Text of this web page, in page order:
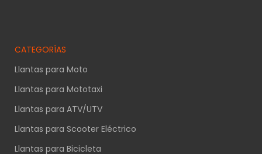
CATEGORÍAS
Llantas para Moto
Llantas para Mototaxi
Llantas para ATV/UTV
Llantas para Scooter Eléctrico
Llantas para Bicicleta